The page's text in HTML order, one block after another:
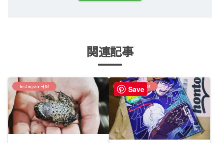
関連記事
Instagram日記 Instagram日記
Save